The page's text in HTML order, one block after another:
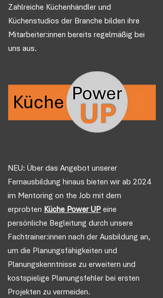
Zahlreiche Küchenhändler und
Küchenstudios der Branche bilden ihre
Mitarbeiter:innen bereits regelmäßig bei
uns aus.
NEU: Über das Angebot unserer
Fernausbildung hinaus bieten wir ab 2024
im Mentoring on the Job mit dem
erprobten Küche Power UP eine
persönliche Begleitung durch unsere
Fachtrainer:innen nach der Ausbildung an,
um die Planungsfähigkeiten und
Planungskenntnisse zu erweitern und
kostspielige Planungsfehler bei ersten
Projekten zu vermeiden.